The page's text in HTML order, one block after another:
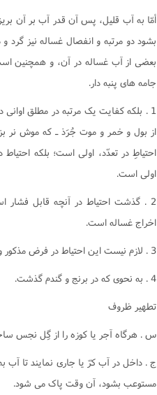
أمّا به آب قليل، پس آن قدر آب بر آن
بشود دو مرتبه و انفصال غساله نيز
بعضى از آب غساله در آن، و همچنين
جامه هاى پنبه دار.
1 . بلکه کفايت يک مرتبه در مطلق
از بول و خمر و موت جُرَذ ـ که موش نر
احتياطِ در تعدّد، اولى است؛ بلکه
اولى است.
2 . گذشت احتياط در آنچه قابل
اخراج غساله است.
3 . لازم نيست اين احتياط در فرض مذکور ولکن گذشت احتياط در تطهير با کثير.
4 . به نحوى که در برنج و گندم گذشت.
تطهير ظروف
س . هرگاه آجر يا کوزه را از گِل نجس
ج . داخل در آب کرّ يا جارى نمايند تا آب
مستوعب بشود، آن وقت پاک مى شود.